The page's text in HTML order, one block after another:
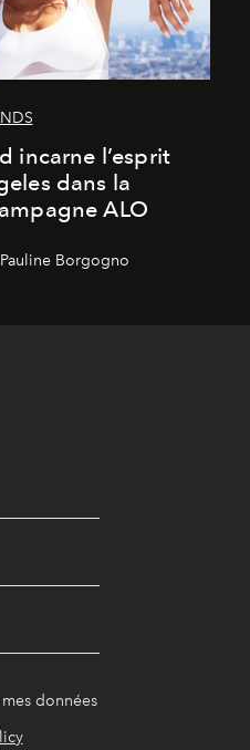
incarne l’esprit
dans la
ALO
Borgogno
données